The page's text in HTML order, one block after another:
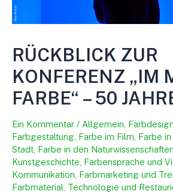
RÜCKBLICK ZUR
KONFERENZ „IM
FARBE“ – 50
Ein Kommentar / Allgemein
Farbgestaltung Farbe im Film Farbe
Stadt Farbe in den Naturwissenschaften
Kunstgeschichte Farbensprache und
Kommunikation Farbmarketing und
Farbmaterial, Technologie und